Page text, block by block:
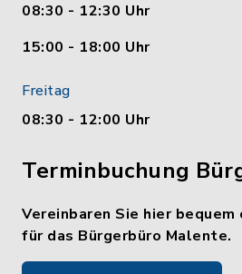
08:30 - 12:30 Uhr
15:00 - 18:00 Uhr
Freitag
08:30 - 12:00 Uhr
Terminbuchung
Vereinbaren Sie hier bequem
für das Bürgerbüro Malente.